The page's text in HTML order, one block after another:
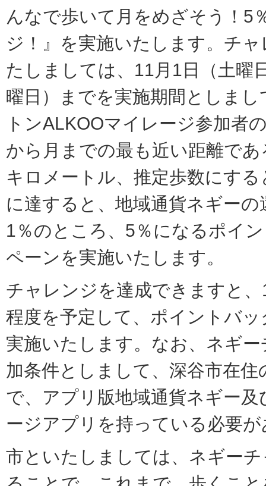
んなで歩いて⽉をめざそう！5
ジ！』を実施いたします。チ
たしましては、11⽉1⽇（⼟曜
曜⽇）までを実施期間としま
トンALKOOマイレージ参加者
から⽉までの最も近い距離で
キロメートル、推定歩数にす
に達すると、地域通貨ネギーの
1％のところ、5％になるポイ
ペーンを実施いたします。
チャレンジを達成できますと
程度を予定して、ポイントバ
実施いたします。なお、ネギ
加条件としまして、深⾕市在
で、アプリ版地域通貨ネギー
ージアプリを持っている必要
市といたしましては、ネギー